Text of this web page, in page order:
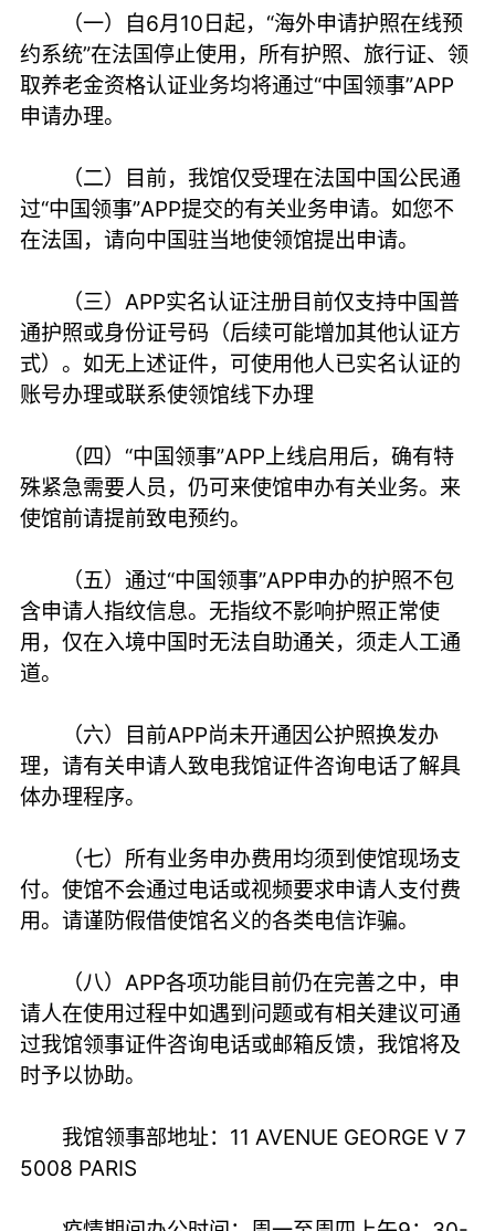
（一）自6月10日起，“海外申请护照在线预
约系统”在法国停止使用，所有护照、旅行证、领
取养老金资格认证业务均将通过“中国领事”APP
申请办理。
（二）目前，我馆仅受理在法国中国公民通
过“中国领事”APP提交的有关业务申请。如您不
在法国，请向中国驻当地使领馆提出申请。
（三）APP实名认证注册目前仅支持中国普
通护照或身份证号码（后续可能增加其他认证方
式）。如无上述证件，可使用他人已实名认证的
账号办理或联系使领馆线下办理
（四）“中国领事”APP上线启用后，确有特
殊紧急需要人员，仍可来使馆申办有关业务。来
使馆前请提前致电预约。
（五）通过“中国领事”APP申办的护照不包
含申请人指纹信息。无指纹不影响护照正常使
用，仅在入境中国时无法自助通关，须走人工通
道。
（六）目前APP尚未开通因公护照换发办
理，请有关申请人致电我馆证件咨询电话了解具
体办理程序。
（七）所有业务申办费用均须到使馆现场支
付。使馆不会通过电话或视频要求申请人支付费
用。请谨防假借使馆名义的各类电信诈骗。
（八）APP各项功能目前仍在完善之中，申
请人在使用过程中如遇到问题或有相关建议可通
过我馆领事证件咨询电话或邮箱反馈，我馆将及
时予以协助。
我馆领事部地址：11 AVENUE GEORGE V 7
5008 PARIS